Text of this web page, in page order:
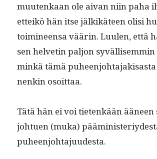
muutenkaan ole aivan niin paha
etteikö hän itse jälkikä­teen olisi
toim­i­neen­sa väärin. Luulen, että
sen hel­vetin paljon
minkä tämä
nenkin osoittaa.
Tätä hän ei voi tietenkään ääneen
johtuen (muka)
puheenjohtajuudesta.